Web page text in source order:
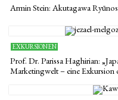
Armin Stein: Akutagawa
EXKURSIONEN
Prof. Dr. Parissa Haghirian:
Marketingwelt – eine Exkursion